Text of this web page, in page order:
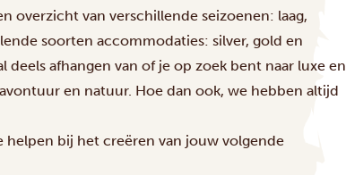
overzicht van verschillende seizoenen: laag,
soorten accommodaties: silver, gold en
deels afhangen van of je op zoek bent naar luxe en
en natuur. Hoe dan ook, we hebben altijd
bij het creëren van jouw volgende